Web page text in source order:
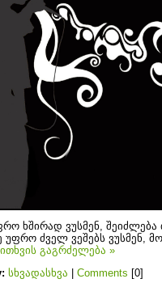
ხშირად ვუსმენ, შეიძლება
უფრო ძველ ვეშებს ვუსმენ,
გაგრძელება »
სხვადასხვა Comments [0]